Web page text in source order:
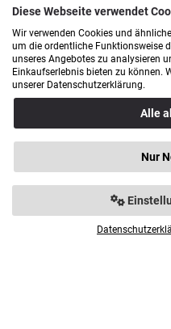
Donnerstag
Freitag
Samstag
Bürozeiten: Mo. -
Anfahrt
Diese Webseite verwendet
Wir verwenden Cookies und
um die ordentliche Funktionsweise
unseres Angebotes zu analysieren
Einkaufserlebnis bieten zu können.
unserer Datenschutzerklärung.
Alle
Nur